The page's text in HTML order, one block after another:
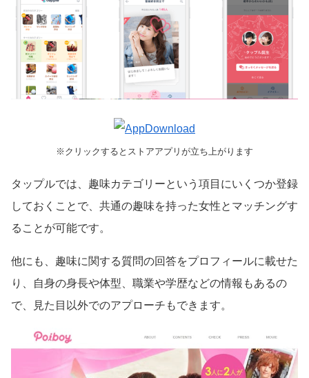
※クリックするとストアアプリが立ち上がります
タップルでは、趣味カテゴリーという項目にいくつか登録
しておくことで、共通の趣味を持った女性とマッチングす
ることが可能です。
他にも、趣味に関する質問の回答をプロフィールに載せた
り、自身の身長や体型、職業や学歴などの情報もあるの
で、見た目以外でのアプローチもできます。